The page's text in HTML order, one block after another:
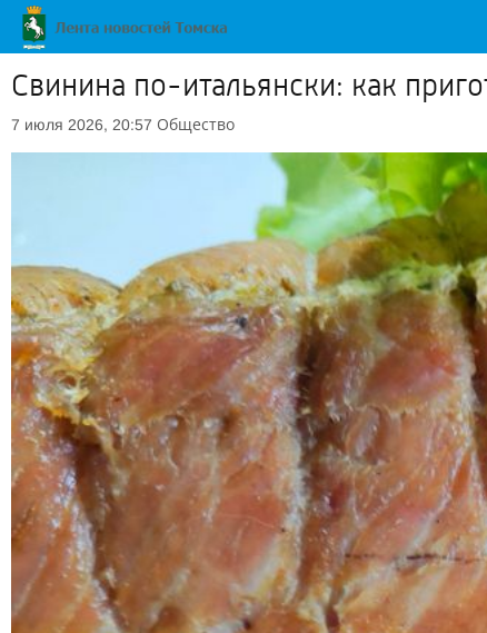
Свинина по-итальянски: как
7 июля 2026, 20:57 Общество